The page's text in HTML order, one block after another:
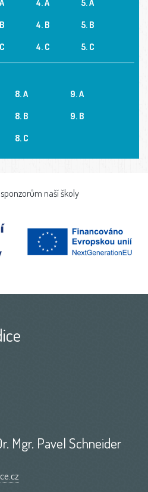
4. A
4. B
4. C
5. A
5. B
5. C
8. A
8. B
8. C
9. A
9. B
naší školy
Mgr. Pavel Schneider